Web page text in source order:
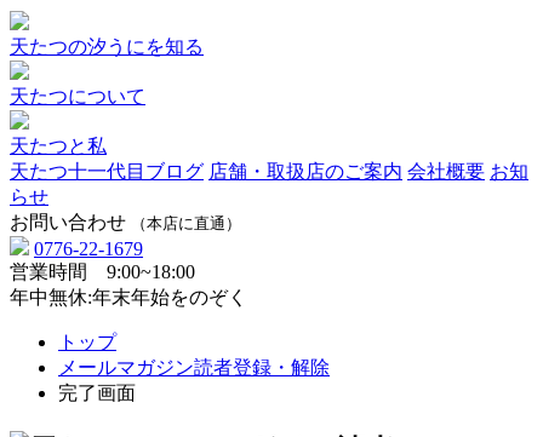
天たつの汐うにを知る
天たつについて
天たつと私
天たつ十一代目ブログ 店舗・取扱店のご案内 会社概要 お知
らせ
お問い合わせ
（本店に直通）
0776-22-1679
営業時間 9:00~18:00
年中無休:年末年始をのぞく
トップ
メールマガジン読者登録・解除
完了画面